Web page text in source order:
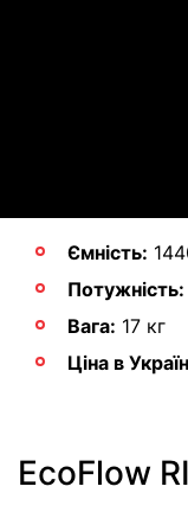
Ємність:
Потужність:
Вага: 17 кг
Ціна в
EcoFlow